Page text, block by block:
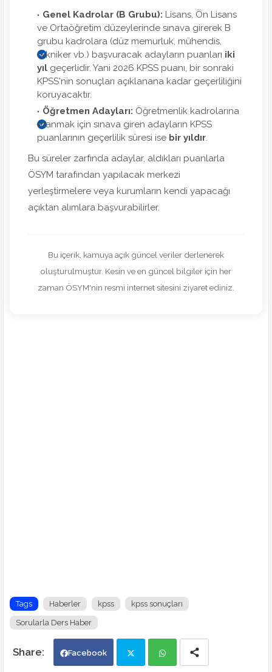
Genel Kadrolar (B Grubu): Lisans, Ön Lisans
ve Ortaöğretim düzeylerinde sınava girerek B
grubu kadrolara (düz memurluk, mühendis,
tekniker vb.) başvuracak adayların puanları iki
yıl geçerlidir. Yani 2026 KPSS puanı, bir sonraki
KPSS'nin sonuçları açıklanana kadar geçerliliğini
koruyacaktır.
Öğretmen Adayları: Öğretmenlik kadrolarına
atanmak için sınava giren adayların KPSS
puanlarının geçerlilik süresi ise bir yıldır.
Bu süreler zarfında adaylar, aldıkları puanlarla
ÖSYM tarafından yapılacak merkezi
yerleştirmelere veya kurumların kendi yapacağı
açıktan alımlara başvurabilirler.
Bu içerik, kamuya açık güncel veriler derlenerek
oluşturulmuştur. Kesin ve en güncel bilgiler için her
zaman ÖSYM'nin resmi internet sitesini ziyaret ediniz.
Tags Haberler kpss kpss sonuçları
Sorularla Ders Haber
Facebook